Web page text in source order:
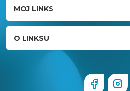
MOJ LINKS
O LINKSU